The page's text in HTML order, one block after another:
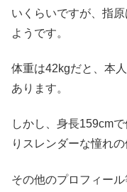
いくらいですが、指
ようです。
体重は42kgだと、本
あります。
しかし、身長159cm
りスレンダーな憧れ
その他のプロフィー